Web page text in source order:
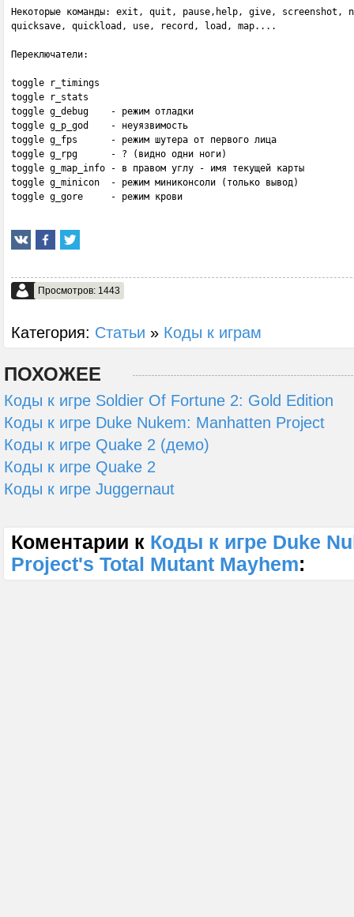
Некоторые команды: exit, quit, pause,help, give, screenshot,
quicksave, quickload, use, record, load, map....
Переключатели:
toggle r_timings
toggle r_stats
toggle g_debug    - режим отладки
toggle g_p_god    - неуязвимость
toggle g_fps      - режим шутера от первого лица
toggle g_rpg      - ? (видно одни ноги)
toggle g_map_info - в правом углу - имя текущей карты
toggle g_minicon  - режим миниконсоли (только вывод)
toggle g_gore     - режим крови
Просмотров: 1443
Категория: Статьи » Коды к играм
ПОХОЖЕЕ
Коды к игре Soldier Of Fortune 2: Gold Edition
Коды к игре Duke Nukem: Manhatten Project
Коды к игре Quake 2 (демо)
Коды к игре Quake 2
Коды к игре Juggernaut
Коментарии к Коды к игре Duke
Project's Total Mutant Mayhem: